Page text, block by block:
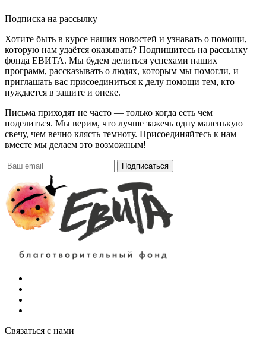
Подписка на рассылку
Хотите быть в курсе наших новостей и узнавать о помощи,
которую нам удаётся оказывать? Подпишитесь на рассылку
фонда ЕВИТА. Мы будем делиться успехами наших
программ, рассказывать о людях, которым мы помогли, и
приглашать вас присоединиться к делу помощи тем, кто
нуждается в защите и опеке.
Письма приходят не часто — только когда есть чем
поделиться. Мы верим, что лучше зажечь одну маленькую
свечу, чем вечно клясть темноту. Присоединяйтесь к нам —
вместе мы делаем это возможным!
Подписаться
Связаться с нами